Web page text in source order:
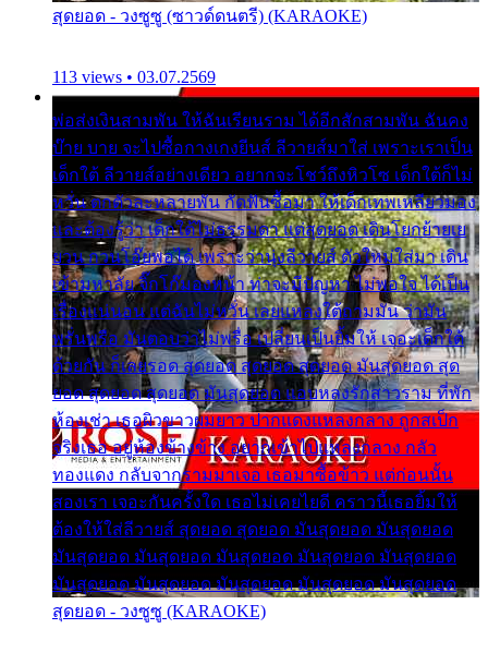
สุดยอด - วงซูซู (ซาวด์ดนตรี) (KARAOKE)
113 views • 03.07.2569
พ่อส่งเงินสามพัน ให้ฉันเรียนราม ได้อีกสักสามพัน ฉันคง
บ๊าย บาย จะไปซื้อกางเกงยีนส์ ลีวายส์มาใส่ เพราะเราเป็น
เด็กใต้ ลีวายส์อย่างเดียว อยากจะโชว์ถึงหิวโซ เด็กใต้ก็ไม่
หวั่น ตกตัวละหลายพัน กัดฟันซื้อมา ให้เด็กเทพเหลียวมอง
และต้องรู้ว่า เด็กใต้ไม่ธรรมดา แต่สุดยอด เดินโยกย้ายเย
ยวน กวนโอ๊ยพอได้ เพราะว่านุ่งลีวายส์ ตัวใหม่ใส่มา เดิน
เข้ามหาลัย จิ๊กโก๊มองหน้า ท่าจะมีปัญหา ไม่พอใจ ได้เป็น
เรื่องแน่นอน แต่ฉันไม่หวั่น เลยแหลงใต้ถามมัน ว่ามัน
พรั่นพรือ มันตอบว่าไม่พรื่อ เปลี่ยนเป็นยิ้มให้ เจอะเด็กใต้
ด้วยกัน ก็เลยรอด สุดยอด สุดยอด สุดยอด มันสุดยอด สุด
ยอด สุดยอด สุดยอด มันสุดยอด แอบหลงรักสาวราม ที่พัก
ห้องเช่า เธอผิวขาวผมยาว ปากแดงแหลงกลาง ถูกสเป็ก
จริงเธอ อยู่ห้องข้างข้าง อยากเข้าไปแหลงกลาง กลัว
ทองแดง กลับจากรามมาเจอ เธอมาซื้อข้าว แต่ก่อนนั้น
สองเรา เจอะกันครั้งใด เธอไม่เคยไยดี คราวนี้เธอยิ้มให้
ต้องให้ใส่ลีวายส์ สุดยอด สุดยอด มันสุดยอด มันสุดยอด
มันสุดยอด มันสุดยอด มันสุดยอด มันสุดยอด มันสุดยอด
มันสุดยอด มันสุดยอด มันสุดยอด มันสุดยอด มันสุดยอด
สุดยอด - วงซูซู (KARAOKE)